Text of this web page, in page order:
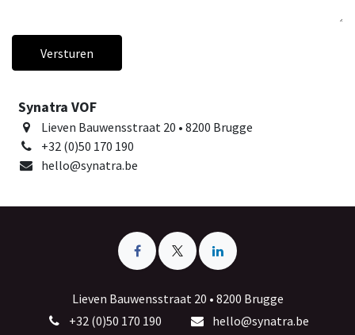
Versturen
Synatra VOF
Lieven Bauwensstraat 20 • 8200 Brugge
+32 (0)50 170 190
hello@synatra.be
Lieven Bauwensstraat 20 • 8200 Brugge
+32 (0)50 170 190
hello@synatra.be